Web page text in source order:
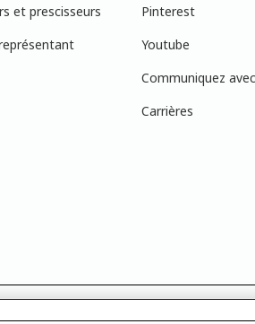
et prescisseurs
Pinterest
Youtube
Communiquez
Carrières